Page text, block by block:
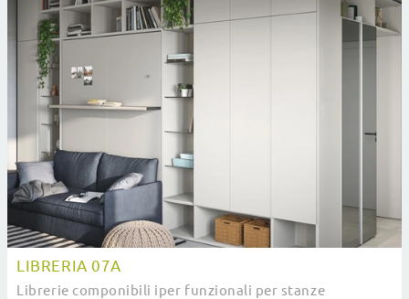
LIBRERIA 07A
Librerie componibili iper funzionali per stanze